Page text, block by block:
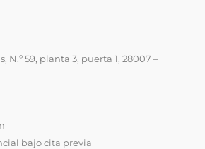
N.º 59, planta 3, puerta 1, 28007 –
bajo cita previa